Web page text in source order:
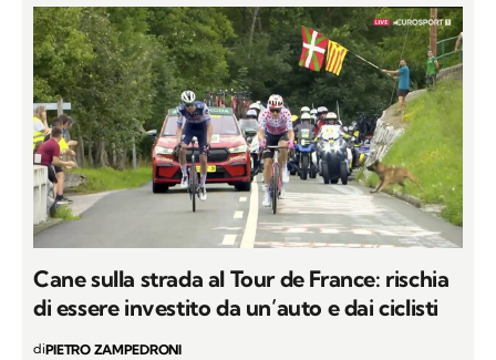
Cane sulla strada al Tour de France: rischia
di essere investito da un’auto e dai ciclisti
diPIETRO ZAMPEDRONI